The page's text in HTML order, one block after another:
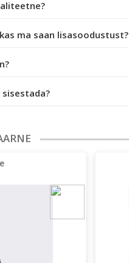
ma saan lisasoodustust?